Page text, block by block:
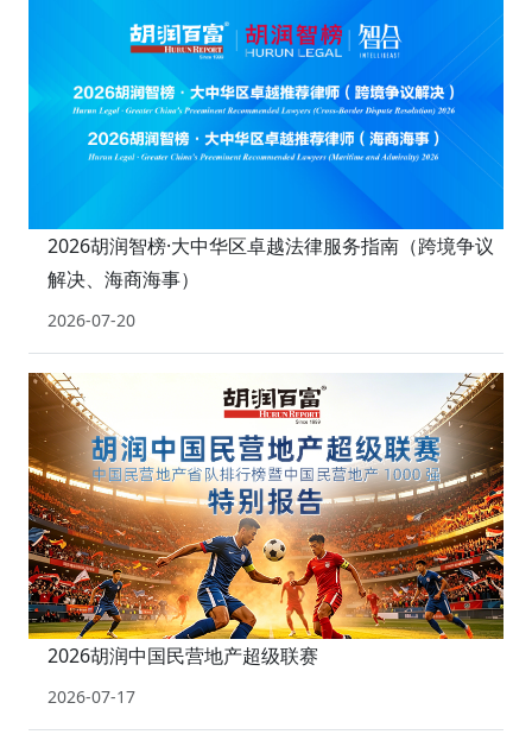
2026胡润智榜·大中华区卓越法律服务指南（跨境争议
解决、海商海事）
2026-07-20
2026胡润中国民营地产超级联赛
2026-07-17